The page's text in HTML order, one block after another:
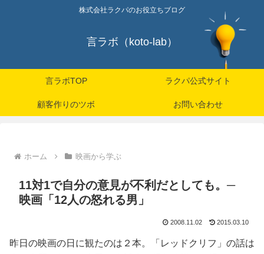
株式会社ラクパのお役立ちブログ
言ラボ（koto-lab）
言ラボTOP ラクパ公式サイト
顧客作りのツボ お問い合わせ
ホーム 映画から学ぶ
11対1で自分の意見が不利だとしても。─
映画「12人の怒れる男」
2008.11.02 2015.03.10
昨日の映画の日に観たのは２本。「レッドクリフ」の話は